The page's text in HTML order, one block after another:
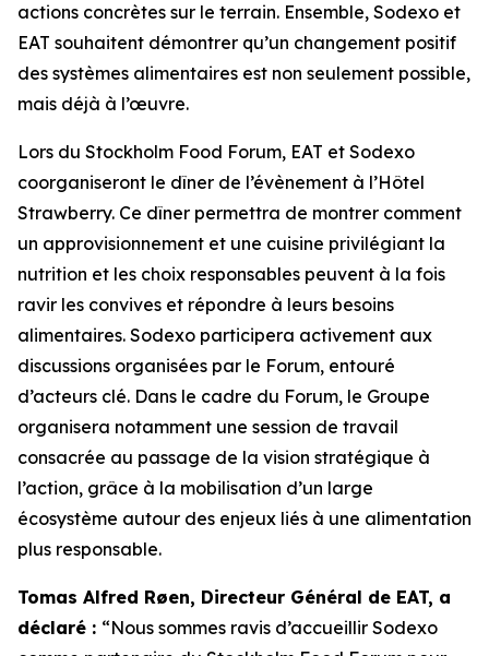
actions concrètes sur le terrain. Ensemble, Sodexo et
EAT souhaitent démontrer qu’un changement positif
des systèmes alimentaires est non seulement possible,
mais déjà à l’œuvre.
Lors du Stockholm Food Forum, EAT et Sodexo
coorganiseront le dîner de l’évènement à l’Hôtel
Strawberry. Ce dîner permettra de montrer comment
un approvisionnement et une cuisine privilégiant la
nutrition et les choix responsables peuvent à la fois
ravir les convives et répondre à leurs besoins
alimentaires. Sodexo participera activement aux
discussions organisées par le Forum, entouré
d’acteurs clé. Dans le cadre du Forum, le Groupe
organisera notamment une session de travail
consacrée au passage de la vision stratégique à
l’action, grâce à la mobilisation d’un large
écosystème autour des enjeux liés à une alimentation
plus responsable.
Tomas Alfred Røen, Directeur Général de EAT, a
déclaré : “Nous sommes ravis d’accueillir Sodexo